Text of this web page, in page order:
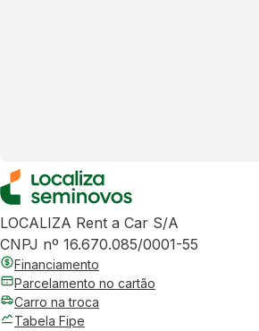
LOCALIZA Rent a Car S/A
CNPJ nº 16.670.085/0001-55
Financiamento
Parcelamento no cartão
Carro na troca
Tabela Fipe